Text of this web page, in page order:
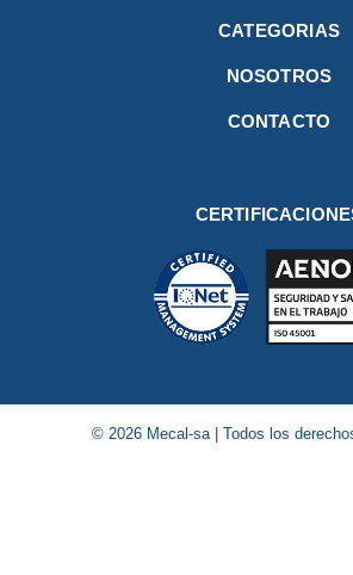
CATEGORIAS
NOSOTROS
CONTACTO